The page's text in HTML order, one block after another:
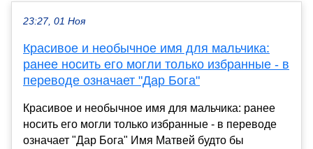
23:27, 01 Ноя
Красивое и необычное имя для мальчика:
ранее носить его могли только избранные - в
переводе означает "Дар Бога"
Красивое и необычное имя для мальчика: ранее
носить его могли только избранные - в переводе
означает "Дар Бога" Имя Матвей будто бы